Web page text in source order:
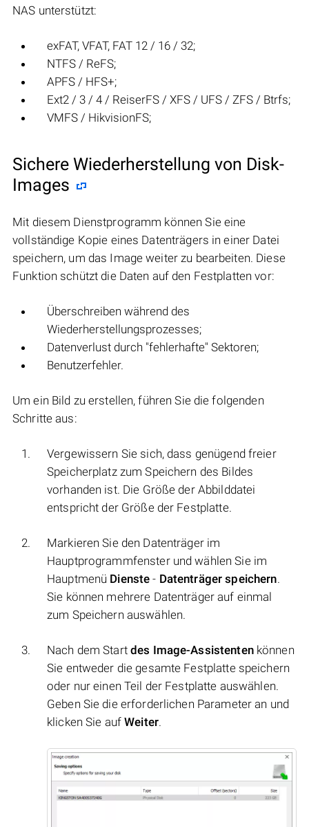
NAS unterstützt:
exFAT, VFAT, FAT 12 / 16 / 32;
NTFS / ReFS;
APFS / HFS+;
Ext2 / 3 / 4 / ReiserFS / XFS / UFS / ZFS / Btrfs;
VMFS / HikvisionFS;
Sichere Wiederherstellung von Disk-
Images
Mit diesem Dienstprogramm können Sie eine
vollständige Kopie eines Datenträgers in einer Datei
speichern, um das Image weiter zu bearbeiten. Diese
Funktion schützt die Daten auf den Festplatten vor:
Überschreiben während des
Wiederherstellungsprozesses;
Datenverlust durch "fehlerhafte" Sektoren;
Benutzerfehler.
Um ein Bild zu erstellen, führen Sie die folgenden
Schritte aus:
Vergewissern Sie sich, dass genügend freier
Speicherplatz zum Speichern des Bildes
vorhanden ist. Die Größe der Abbilddatei
entspricht der Größe der Festplatte.
Markieren Sie den Datenträger im
Hauptprogrammfenster und wählen Sie im
Hauptmenü Dienste - Datenträger speichern.
Sie können mehrere Datenträger auf einmal
zum Speichern auswählen.
Nach dem Start des Image-Assistentenkönnen
Sie entweder die gesamte Festplatte speichern
oder nur einen Teil der Festplatte auswählen.
Geben Sie die erforderlichen Parameter an und
klicken Sie aufWeiter.